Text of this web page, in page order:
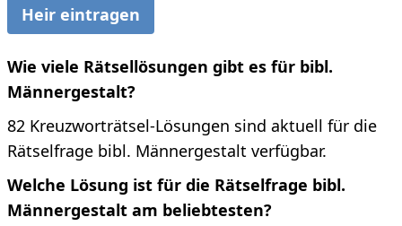
Heir eintragen
Wie viele Rätsellösungen gibt es für bibl.
Männergestalt?
82 Kreuzworträtsel-Lösungen sind aktuell für die
Rätselfrage bibl. Männergestalt verfügbar.
Welche Lösung ist für die Rätselfrage bibl.
Männergestalt am beliebtesten?